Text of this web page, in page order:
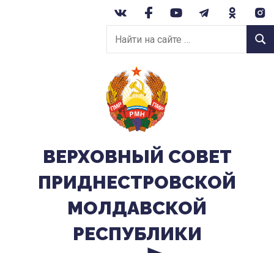
Найти
на
сайте:
ВЕРХОВНЫЙ CОВЕТ
ПРИДНЕСТРОВСКОЙ
МОЛДАВСКОЙ
РЕСПУБЛИКИ